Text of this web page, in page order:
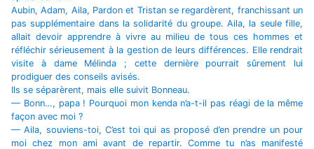
Aubin, Adam, Aila, Pardon et Tristan se regardèrent, franchissant un
pas supplémentaire dans la solidarité du groupe. Aila, la seule fille,
allait devoir apprendre à vivre au milieu de tous ces hommes et
réfléchir sérieusement à la gestion de leurs différences. Elle rendrait
visite à dame Mélinda ; cette dernière pourrait sûrement lui
prodiguer des conseils avisés.
Ils se séparèrent, mais elle suivit Bonneau.
— Bonn…, papa ! Pourquoi mon kenda n’a-t-il pas réagi de la même
façon avec moi ?
— Aila, souviens-toi, C’est toi qui as proposé d’en prendre un pour
moi chez mon ami avant de repartir. Comme tu n’as manifesté